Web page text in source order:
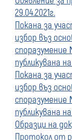
29.04.2021г.
Покана за
избор въз
споразумение
публикувана на
Покана за
избор въз
споразумение
публикувана на
Образци на
Протокол от